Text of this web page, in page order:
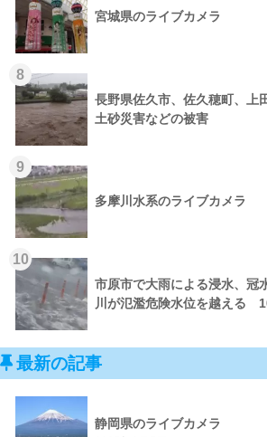
宮城県のライブカメラ
8
長野県佐久市、佐久穂町、上
土砂災害などの被害
9
多摩川水系のライブカメラ
10
市原市で大雨による浸水、
川が氾濫危険水位を越える
最新の記事
静岡県のライブカメラ